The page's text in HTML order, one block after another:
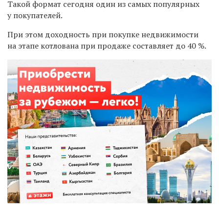
Такой формат сегодня один из самых популярных
у покупателей.
При этом доходность при покупке недвижимости
на этапе котлована при продаже составляет до 40 %.